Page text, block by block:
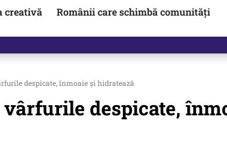
creativă
Românii care schimbă comunități
despicate, înmoaie și hidratează
despicate,